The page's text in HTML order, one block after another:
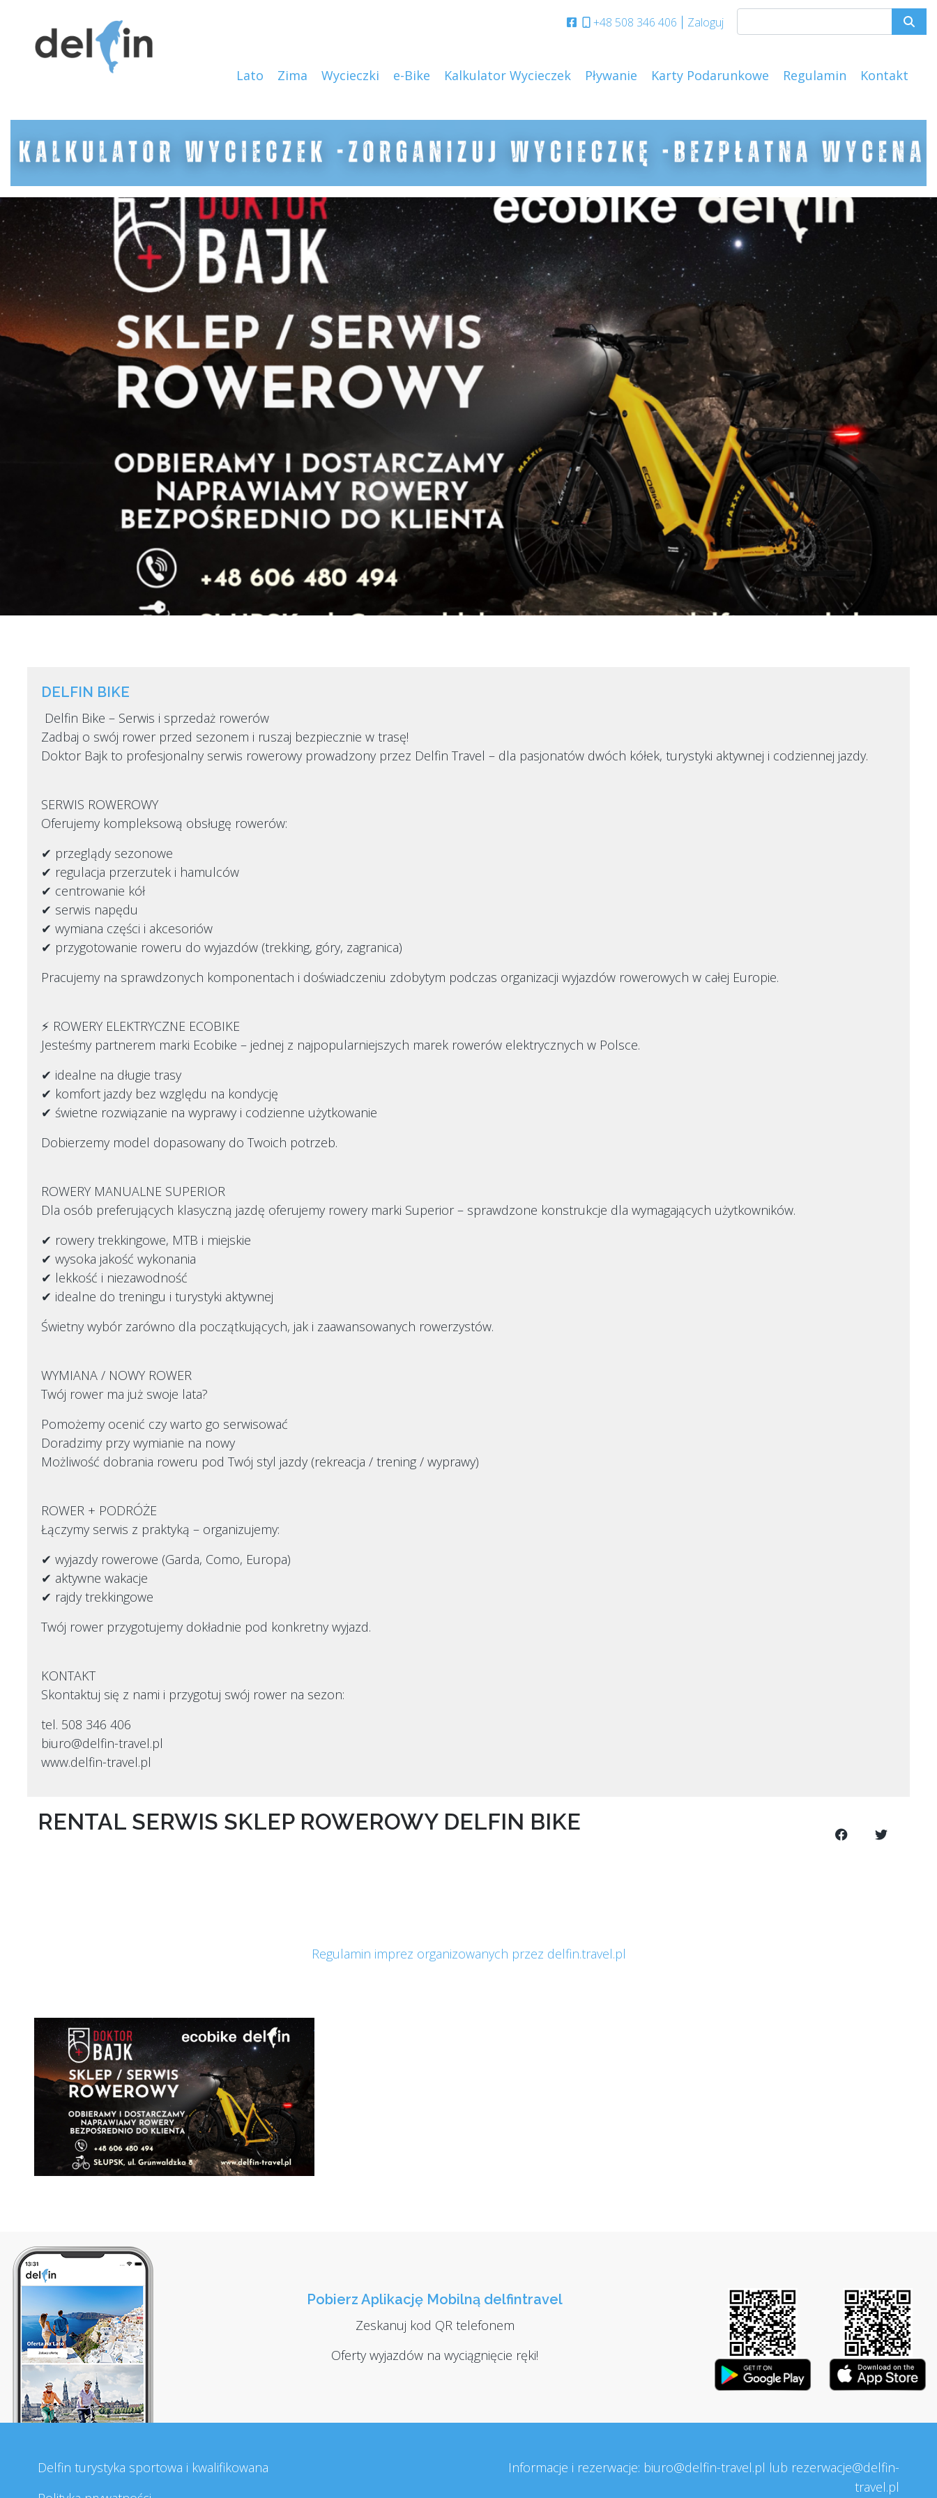
+48 508 346 406 Zaloguj
Lato Zima Wycieczki e-Bike Kalkulator Wycieczek Pływanie Karty Podarunkowe Regulamin Kontakt
DELFIN BIKE
Delfin Bike – Serwis i sprzedaż rowerów
Zadbaj o swój rower przed sezonem i ruszaj bezpiecznie w trasę!
Doktor Bajk to profesjonalny serwis rowerowy prowadzony przez Delfin Travel – dla pasjonatów dwóch kółek, turystyki aktywnej i codziennej jazdy.
SERWIS ROWEROWY
Oferujemy kompleksową obsługę rowerów:
✔ przeglądy sezonowe
✔ regulacja przerzutek i hamulców
✔ centrowanie kół
✔ serwis napędu
✔ wymiana części i akcesoriów
✔ przygotowanie roweru do wyjazdów (trekking, góry, zagranica)
Pracujemy na sprawdzonych komponentach i doświadczeniu zdobytym podczas organizacji wyjazdów rowerowych w całej Europie.
⚡ ROWERY ELEKTRYCZNE ECOBIKE
Jesteśmy partnerem marki Ecobike – jednej z najpopularniejszych marek rowerów elektrycznych w Polsce.
✔ idealne na długie trasy
✔ komfort jazdy bez względu na kondycję
✔ świetne rozwiązanie na wyprawy i codzienne użytkowanie
Dobierzemy model dopasowany do Twoich potrzeb.
ROWERY MANUALNE SUPERIOR
Dla osób preferujących klasyczną jazdę oferujemy rowery marki Superior – sprawdzone konstrukcje dla wymagających użytkowników.
✔ rowery trekkingowe, MTB i miejskie
✔ wysoka jakość wykonania
✔ lekkość i niezawodność
✔ idealne do treningu i turystyki aktywnej
Świetny wybór zarówno dla początkujących, jak i zaawansowanych rowerzystów.
WYMIANA / NOWY ROWER
Twój rower ma już swoje lata?
Pomożemy ocenić czy warto go serwisować
Doradzimy przy wymianie na nowy
Możliwość dobrania roweru pod Twój styl jazdy (rekreacja / trening / wyprawy)
ROWER + PODRÓŻE
Łączymy serwis z praktyką – organizujemy:
✔ wyjazdy rowerowe (Garda, Como, Europa)
✔ aktywne wakacje
✔ rajdy trekkingowe
Twój rower przygotujemy dokładnie pod konkretny wyjazd.
KONTAKT
Skontaktuj się z nami i przygotuj swój rower na sezon:
tel. 508 346 406
biuro@delfin-travel.pl
www.delfin-travel.pl
RENTAL SERWIS SKLEP ROWEROWY DELFIN BIKE
Regulamin imprez organizowanych przez delfin.travel.pl
SKLEP
ROWEROWY
DOKTOR
BAJK
ECOBIKE
DELFIN-
TRAVEL.PL
DTK.png
Pobierz Aplikację Mobilną delfintravel
Zeskanuj kod QR telefonem
Oferty wyjazdów na wyciągnięcie ręki!
Delfin turystyka sportowa i kwalifikowana
Informacje i rezerwacje: biuro@delfin-travel.pl lub rezerwacje@delfin-
travel.pl